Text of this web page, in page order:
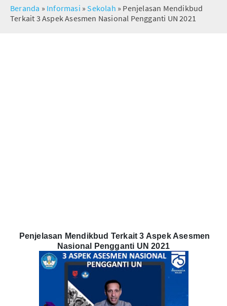
Beranda » Informasi » Sekolah » Penjelasan Mendikbud
Terkait 3 Aspek Asesmen Nasional Pengganti UN 2021
Penjelasan Mendikbud Terkait 3 Aspek Asesmen
Nasional Pengganti UN 2021